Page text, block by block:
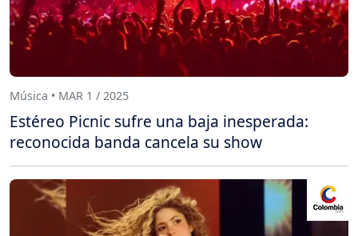
Música • MAR 1 / 2025
Estéreo Picnic sufre una baja inesperada:
reconocida banda cancela su show